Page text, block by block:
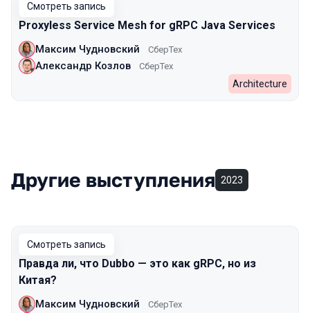
Смотреть запись
Proxyless Service Mesh for gRPC Java Services
Максим Чудновский СберТех
Александр Козлов СберТех
Architecture
Другие выступления 2023
Смотреть запись
Правда ли, что Dubbo — это как gRPC, но из
Китая?
Максим Чудновский СберТех